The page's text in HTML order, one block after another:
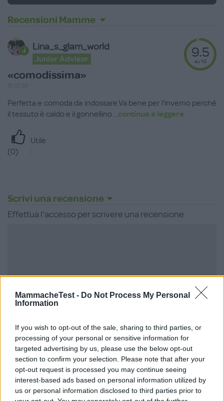
MammacheTest - Do Not Process My Personal
Information
If you wish to opt-out of the sale, sharing to third parties, or
processing of your personal or sensitive information for
targeted advertising by us, please use the below opt-out
section to confirm your selection. Please note that after your
opt-out request is processed you may continue seeing
interest-based ads based on personal information utilized by
us or personal information disclosed to third parties prior to
Recensioni Mamme
Lina_s_glam_world
Junior Advisor
«comodissima»
9.5
su 10
Perfetta e comoda da indossare.Va bene per l'inverno perché
il tessuto è caldo e il gonnellino ...continua a leggere
Utile
(0)
Scrivi una recensione
Effettua l'accesso per scrivere una recensione
Non sei ancora iscritta a
MammacheTest?
LOGIN